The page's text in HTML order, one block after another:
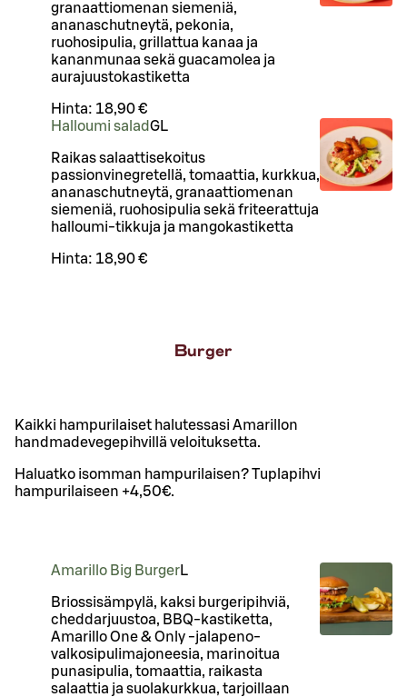
granaattiomenan siemeniä,
ananaschutneytä, pekonia,
ruohosipulia, grillattua kanaa ja
kananmunaa sekä guacamolea ja
aurajuustokastiketta
Hinta: 18,90 €
Halloumi saladGL
Raikas salaattisekoitus
passionvinegretellä, tomaattia, kurkkua,
ananaschutneytä, granaattiomenan
siemeniä, ruohosipulia sekä friteerattuja
halloumi-tikkuja ja mangokastiketta
Hinta: 18,90 €
Burger
Kaikki hampurilaiset halutessasi Amarillon
handmadevegepihvillä veloituksetta.
Haluatko isomman hampurilaisen? Tuplapihvi
hampurilaiseen +4,50€.
Amarillo Big BurgerL
Briossisämpylä, kaksi burgeripihviä,
cheddarjuustoa, BBQ-kastiketta,
Amarillo One & Only -jalapeno-
valkosipulimajoneesia, marinoitua
punasipulia, tomaattia, raikasta
salaattia ja suolakurkkua, tarjoillaan